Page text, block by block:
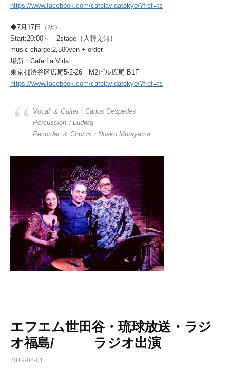
https://www.facebook.com/cafelavidatokyo/?fref=ts
◆7月17日（水）
Start:20:00～ 2stage（入替え無）
music charge:2,500yen + order
場所：Cafe La Vida
東京都渋谷区広尾5-2-26 M2ビル広尾 B1F
https://www.facebook.com/cafelavidatokyo/?fref=ts
Vocal ＆ Guiter：Carlos Cespedes
Percussion：Ludwig
Recorder ＆ Chorus：Noako Murayama
エフエム世田谷・琉球放送・ラジ
オ福島/ ラジオ出演
2019-08-01